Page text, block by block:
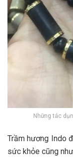
Những tác
Trầm hương Indo
sức khỏe cũng